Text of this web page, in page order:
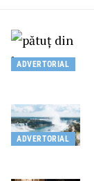
ADVERTORIAL
ADVERTORIAL